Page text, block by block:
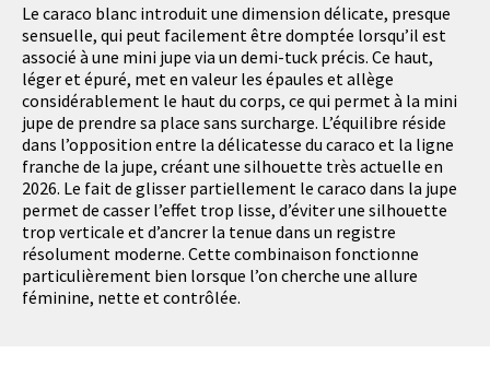
Le caraco blanc introduit une dimension délicate, presque
sensuelle, qui peut facilement être domptée lorsqu’il est
associé à une mini jupe via un demi-tuck précis. Ce haut,
léger et épuré, met en valeur les épaules et allège
considérablement le haut du corps, ce qui permet à la mini
jupe de prendre sa place sans surcharge. L’équilibre réside
dans l’opposition entre la délicatesse du caraco et la ligne
franche de la jupe, créant une silhouette très actuelle en
2026. Le fait de glisser partiellement le caraco dans la jupe
permet de casser l’effet trop lisse, d’éviter une silhouette
trop verticale et d’ancrer la tenue dans un registre
résolument moderne. Cette combinaison fonctionne
particulièrement bien lorsque l’on cherche une allure
féminine, nette et contrôlée.